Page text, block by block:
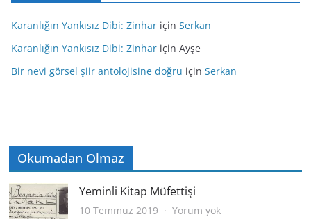
Karanlığın Yankısız Dibi: Zinhar için Serkan
Karanlığın Yankısız Dibi: Zinhar için Ayşe
Bir nevi görsel şiir antolojisine doğru için Serkan
Okumadan Olmaz
Yeminli Kitap Müfettişi
10 Temmuz 2019 Yorum yokYeminli